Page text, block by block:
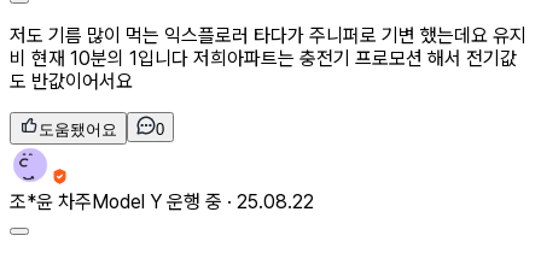
저도 기름 많이 먹는 익스플로러 타다가 주니퍼로 기변 했는데요 유지
비 현재 10분의 1입니다 저희아파트는 충전기 프로모션 해서 전기값
도 반값이어서요
도움됐어요 0
조*윤 차주Model Y 운행 중 · 25.08.22